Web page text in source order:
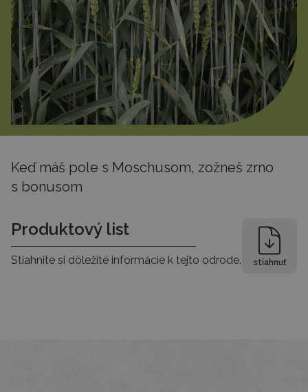
Keď máš pole s Moschusom, zožneš zrno
s bonusom
Produktový list
Stiahnite si dôležité informácie k tejto odrode. stiahnuť